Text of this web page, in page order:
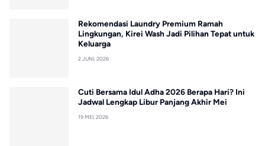
Rekomendasi Laundry Premium Ramah
Lingkungan, Kirei Wash Jadi Pilihan Tepat untuk
Keluarga
2 JUNI, 2026
Cuti Bersama Idul Adha 2026 Berapa Hari? Ini
Jadwal Lengkap Libur Panjang Akhir Mei
19 MEI, 2026